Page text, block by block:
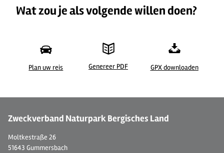
Wat zou je als volgende willen doen?
Plan uw reis Genereer PDF GPX downloaden
Zweckverband Naturpark Bergisches Land
Moltkestraße 26
51643 Gummersbach